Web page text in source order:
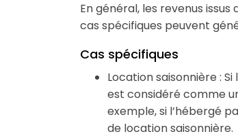
En général, les revenus
cas spécifiques peuvent
Cas spécifiques
Location saisonnière :
est considéré comme
exemple, si l’hébergé
de location saisonnière.